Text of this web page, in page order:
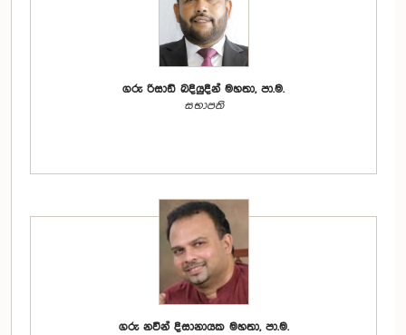
ගරු රිසාඩ් බදියුදීන් මහතා, පා.ම.
සභාපති
ගරු නවීන් දිසානායක මහතා, පා.ම.